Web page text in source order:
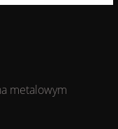
metalowym